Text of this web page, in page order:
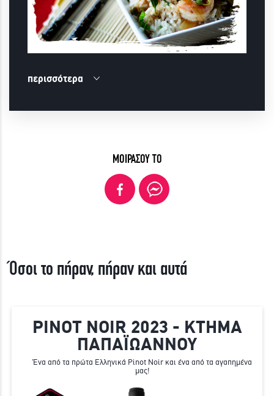
περισσότερα
ΜΟΙΡΑΣΟΥ ΤΟ
Όσοι το πήραν, πήραν και αυτά
PINOT NOIR 2023 - ΚΤΗΜΑ
ΠΑΠΑΪΩΑΝΝΟΥ
Ένα από τα πρώτα Ελληνικά Pinot Noir και ένα από τα αγαπημένα
μας!